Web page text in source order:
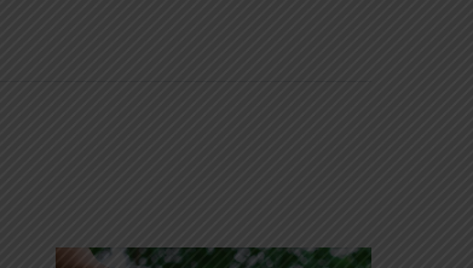
alinhadas à realidade atual do trânsito
profunda”. “A atualização que